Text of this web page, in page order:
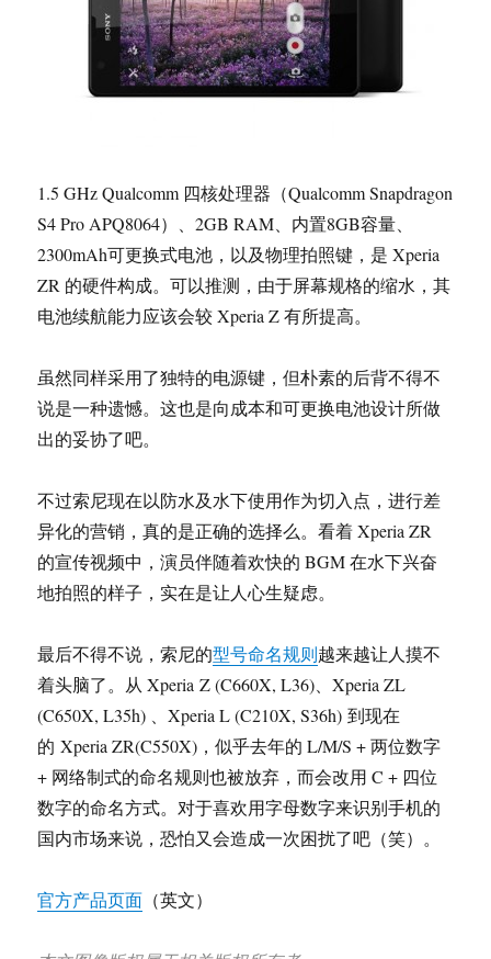
1.5 GHz Qualcomm 四核处理器（Qualcomm Snapdragon
S4 Pro APQ8064）、2GB RAM、内置8GB容量、
2300mAh可更换式电池，以及物理拍照键，是 Xperia
ZR 的硬件构成。可以推测，由于屏幕规格的缩水，其
电池续航能力应该会较 Xperia Z 有所提高。
虽然同样采用了独特的电源键，但朴素的后背不得不
说是一种遗憾。这也是向成本和可更换电池设计所做
出的妥协了吧。
不过索尼现在以防水及水下使用作为切入点，进行差
异化的营销，真的是正确的选择么。看着 Xperia ZR
的宣传视频中，演员伴随着欢快的 BGM 在水下兴奋
地拍照的样子，实在是让人心生疑虑。
最后不得不说，索尼的型号命名规则越来越让人摸不
着头脑了。从 Xperia Z (C660X, L36)、Xperia ZL
(C650X, L35h) 、Xperia L (C210X, S36h) 到现在
的 Xperia ZR(C550X)，似乎去年的 L/M/S + 两位数字
+ 网络制式的命名规则也被放弃，而会改用 C + 四位
数字的命名方式。对于喜欢用字母数字来识别手机的
国内市场来说，恐怕又会造成一次困扰了吧（笑）。
官方产品页面 （英文）